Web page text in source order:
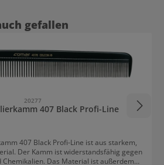
gefallen
20277
407 Black Profi-Line
407 Black Profi-Line ist aus starkem,
Der Kamm ist widerstandsfähig gegen
Das Material ist außerdem